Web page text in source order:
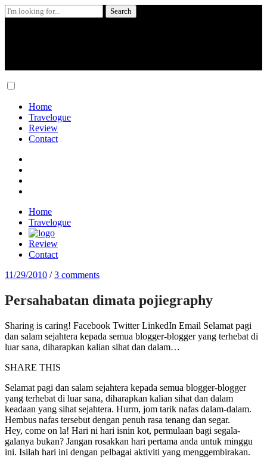
Search
for:
Skip
contentHome
Travelogue
Review
Contact
Home
Travelogue
Review
Contact
11/29/2010 /3 comments
Persahabatan dimata pojiegraphy
Sharing is caring! Facebook Twitter LinkedIn Email Selamat pagi
dan salam sejahtera kepada semua blogger-blogger yang terhebat di
luar sana, diharapkan kalian sihat dan dalam…
SHARE THIS
Selamat pagi dan salam sejahtera kepada semua blogger-blogger
yang terhebat di luar sana, diharapkan kalian sihat dan dalam
keadaan yang sihat sejahtera. Hurm, jom tarik nafas dalam-dalam.
Hembus nafas tersebut dengan penuh rasa tenang dan segar.
Hey, come on la! Hari ni hari isnin kot, permulaan bagi segala-
galanya bukan? Jangan rosakkan hari pertama anda untuk minggu
ini. Isilah hari ini dengan pelbagai aktiviti yang menggembirakan.